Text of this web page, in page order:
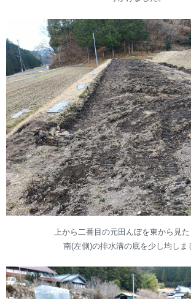
上から二番目の元田んぼを東から見た
南(左側)の排水溝の底を少し均しま